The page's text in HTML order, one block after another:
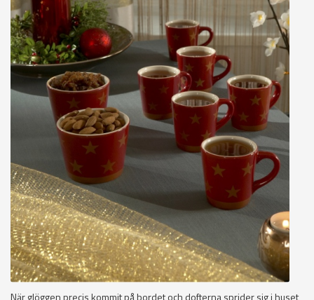
När glöggen precis kommit på bordet och dofterna sprider sig i huset